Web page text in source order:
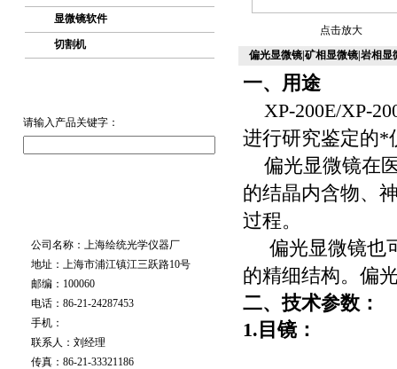
显微镜软件
切割机
请输入产品关键字：
公司名称：上海绘统光学仪器厂
地址：上海市浦江镇江三跃路10号
邮编：100060
电话：86-21-24287453
手机：
联系人：刘经理
传真：86-21-33321186
点击放大
偏光显微镜|矿相显微镜|岩相
一、用途
XP-200E/XP-
进行研究鉴定的*
偏光显微镜在
的结晶内含物、
过程。
偏光显微镜也
的精细结构。偏
二、技术参数：
1.目镜：